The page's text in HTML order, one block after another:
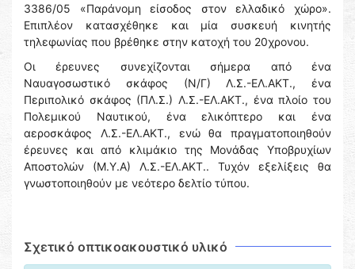
3386/05 «Παράνομη είσοδος στον ελλαδικό χώρο».
Επιπλέον κατασχέθηκε και μία συσκευή κινητής
τηλεφωνίας που βρέθηκε στην κατοχή του 20χρονου.
Οι έρευνες συνεχίζονται σήμερα από ένα
Ναυαγοσωστικό σκάφος (Ν/Γ) Λ.Σ.-ΕΛ.ΑΚΤ., ένα
Περιπολικό σκάφος (ΠΛ.Σ.) Λ.Σ.-ΕΛ.ΑΚΤ., ένα πλοίο του
Πολεμικού Ναυτικού, ένα ελικόπτερο και ένα
αεροσκάφος Λ.Σ.-ΕΛ.ΑΚΤ., ενώ θα πραγματοποιηθούν
έρευνες και από κλιμάκιο της Μονάδας Υποβρυχίων
Αποστολών (Μ.Υ.Α) Λ.Σ.-ΕΛ.ΑΚΤ.. Τυχόν εξελίξεις θα
γνωστοποιηθούν με νεότερο δελτίο τύπου.
Σχετικό οπτικοακουστικό υλικό